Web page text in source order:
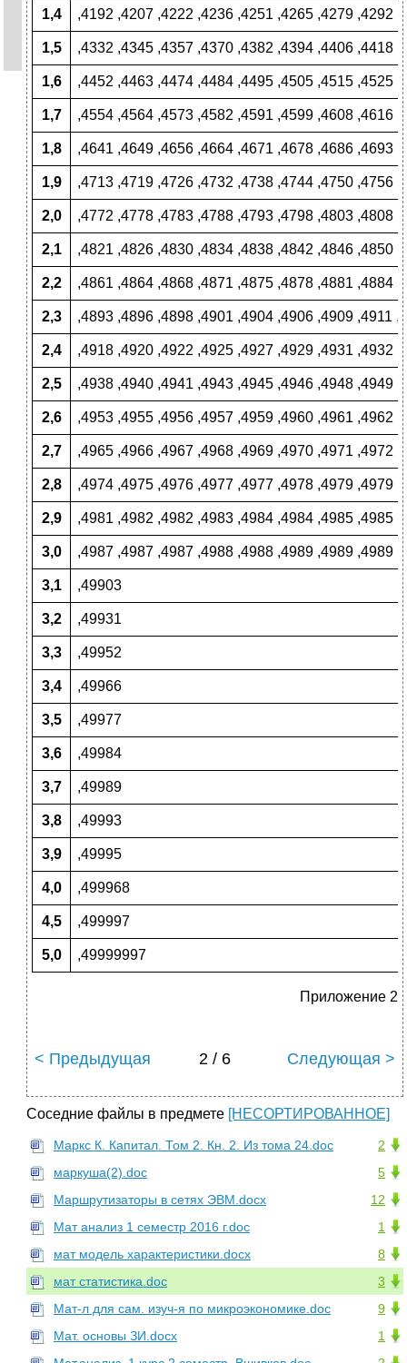
1,4 ,4192 ,4207 ,4222 ,4236 ,4251 ,4265 ,4279 ,4292
1,5 ,4332 ,4345 ,4357 ,4370 ,4382 ,4394 ,4406 ,4418
1,6 ,4452 ,4463 ,4474 ,4484 ,4495 ,4505 ,4515 ,4525
1,7 ,4554 ,4564 ,4573 ,4582 ,4591 ,4599 ,4608 ,4616
1,8 ,4641 ,4649 ,4656 ,4664 ,4671 ,4678 ,4686 ,4693
1,9 ,4713 ,4719 ,4726 ,4732 ,4738 ,4744 ,4750 ,4756
2,0 ,4772 ,4778 ,4783 ,4788 ,4793 ,4798 ,4803 ,4808
2,1 ,4821 ,4826 ,4830 ,4834 ,4838 ,4842 ,4846 ,4850
2,2 ,4861 ,4864 ,4868 ,4871 ,4875 ,4878 ,4881 ,4884
2,3 ,4893 ,4896 ,4898 ,4901 ,4904 ,4906 ,4909 ,4911
2,4 ,4918 ,4920 ,4922 ,4925 ,4927 ,4929 ,4931 ,4932
2,5 ,4938 ,4940 ,4941 ,4943 ,4945 ,4946 ,4948 ,4949
2,6 ,4953 ,4955 ,4956 ,4957 ,4959 ,4960 ,4961 ,4962
2,7 ,4965 ,4966 ,4967 ,4968 ,4969 ,4970 ,4971 ,4972
2,8 ,4974 ,4975 ,4976 ,4977 ,4977 ,4978 ,4979 ,4979
2,9 ,4981 ,4982 ,4982 ,4983 ,4984 ,4984 ,4985 ,4985
3,0 ,4987 ,4987 ,4987 ,4988 ,4988 ,4989 ,4989 ,4989
3,1 ,49903
3,2 ,49931
3,3 ,49952
3,4 ,49966
3,5 ,49977
3,6 ,49984
3,7 ,49989
3,8 ,49993
3,9 ,49995
4,0 ,499968
4,5 ,499997
5,0 ,49999997
Приложение 2
< Предыдущая 2 / 6 Следующая >
Соседние файлы в предмете [НЕСОРТИРОВАННОЕ]
2
Маркс К. Капитал. Том 2. Кн. 2. Из тома 24.doc
5
маркуша(2).doc
12
Маршрутизаторы в сетях ЭВМ.docx
1
Мат анализ 1 семестр 2016 г.doc
8
мат модель характеристики.docx
3
мат статистика.doc
9
Мат-л для сам. изуч-я по микроэкономике.doc
1
Мат. основы ЗИ.docx